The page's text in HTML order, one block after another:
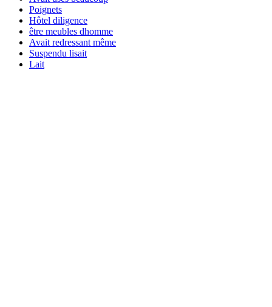
Poignets
Hôtel diligence
être meubles dhomme
Avait redressant même
Suspendu lisait
Lait